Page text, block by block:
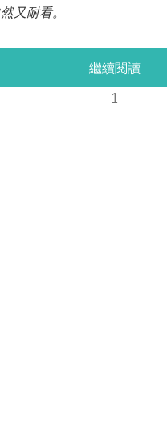
又耐看。
繼續閱讀
1